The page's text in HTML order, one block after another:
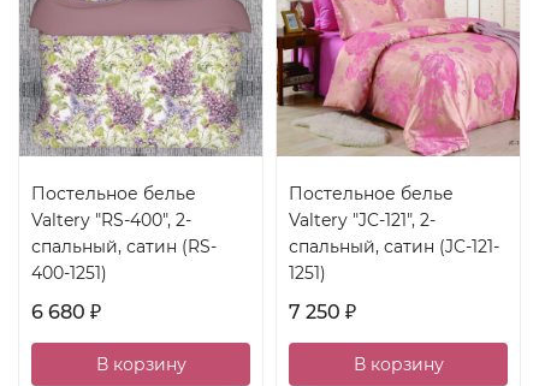
Постельное белье
Valtery "RS-400", 2-
спальный, сатин (RS-
400-1251)
6 680 ₽
В корзину
Постельное белье
Valtery "JC-121", 2-
спальный, сатин (JC-121-
1251)
7 250 ₽
В корзину